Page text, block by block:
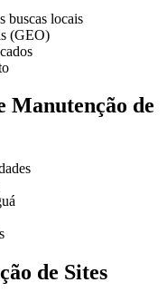
buscas locais
(GEO)
Manutenção de
de Sites